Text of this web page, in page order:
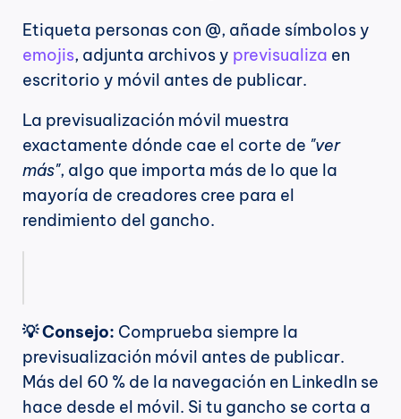
emojis, adjunta archivos y previsualiza en
escritorio y móvil antes de publicar.
La previsualización móvil muestra
exactamente dónde cae el corte de "ver
más", algo que importa más de lo que la
mayoría de creadores cree para el
rendimiento del gancho.
💡 Consejo: Comprueba siempre la
previsualización móvil antes de publicar.
Más del 60 % de la navegación en LinkedIn se
hace desde el móvil. Si tu gancho se corta a